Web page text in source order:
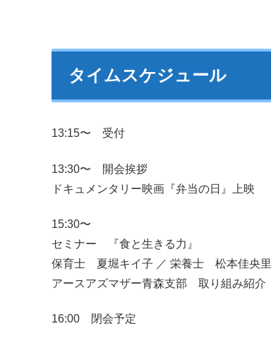
タイムスケジュール
13:15〜 受付
13:30〜 開会挨拶
ドキュメンタリー映画『弁当の日』上映
15:30〜
セミナー 『食と生きる力』
保育士 夏堀キイ子 ／ 栄養士 松本佳央里
アースアズマザー青森支部 取り組み紹介
16:00 閉会予定